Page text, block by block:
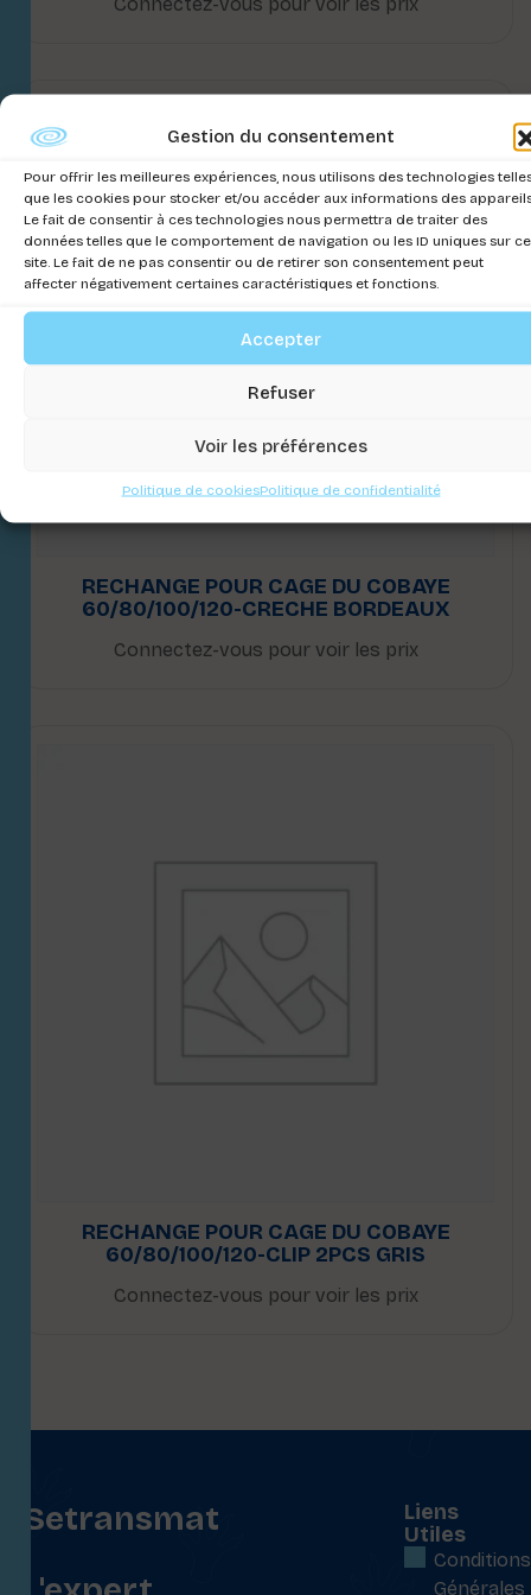
Gestion du consentement
Pour offrir les meilleures expériences, nous utilisons des technologies
que les cookies pour stocker et/ou accéder aux informations des
Le fait de consentir à ces technologies nous permettra de traiter des
données telles que le comportement de navigation ou les ID uniques sur ce
site. Le fait de ne pas consentir ou de retirer son consentement peut
affecter négativement certaines caractéristiques et fonctions.
Accepter
Refuser
Voir les préférences
Politique de cookiesPolitique de confidentialité
RECHANGE POUR CAGE DU COBAYE
60/80/100/120-CRECHE BORDEAUX
Connectez-vous pour voir les prix
RECHANGE POUR CAGE DU COBAYE
60/80/100/120-CLIP 2PCS GRIS
Connectez-vous pour voir les prix
Setransmat
Liens
Utiles
Conditions
Générales